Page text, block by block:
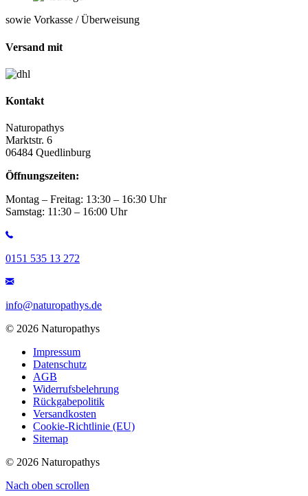
sowie Vorkasse / Überweisung
Versand mit
Kontakt
Naturopathys
Marktstr. 6
06484 Quedlinburg
Öffnungszeiten:
Montag – Freitag: 13:30 – 16:30 Uhr
Samstag: 11:30 – 16:00 Uhr
0151 535 13 272
info@naturopathys.de
© 2026 Naturopathys
Impressum
Datenschutz
AGB
Widerrufsbelehrung
Rückgabepolitik
Versandkosten
Cookie-Richtlinie (EU)
Sitemap
© 2026 Naturopathys
Nach oben scrollen